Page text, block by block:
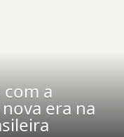
a
era na